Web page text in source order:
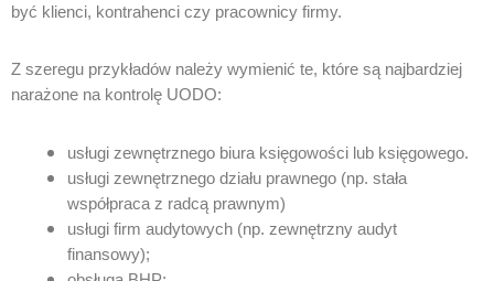
być klienci, kontrahenci czy pracownicy firmy.
Z szeregu przykładów należy wymienić te, które są najbardziej
narażone na kontrolę UODO:
usługi zewnętrznego biura księgowości lub księgowego.
usługi zewnętrznego działu prawnego (np. stała
współpraca z radcą prawnym)
usługi firm audytowych (np. zewnętrzny audyt
finansowy);